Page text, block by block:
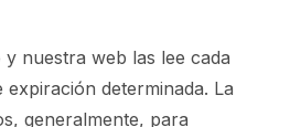
nuestra web las lee cada
determinada. La
generalmente, para